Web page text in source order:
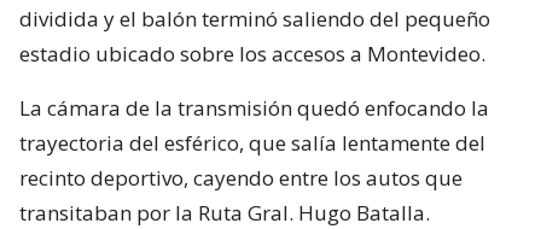
dividida y el balón terminó saliendo del pequeño
estadio ubicado sobre los accesos a Montevideo.
La cámara de la transmisión quedó enfocando la
trayectoria del esférico, que salía lentamente del
recinto deportivo, cayendo entre los autos que
transitaban por la Ruta Gral. Hugo Batalla.